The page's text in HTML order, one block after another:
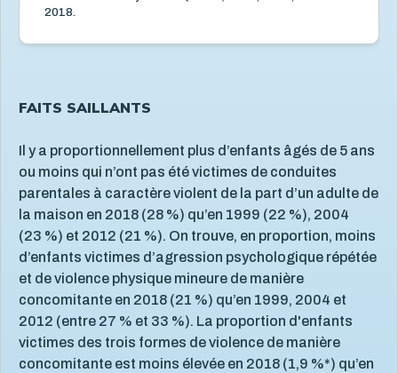
2018.
FAITS SAILLANTS
Il y a proportionnellement plus d’enfants âgés de 5 ans
ou moins qui n’ont pas été victimes de conduites
parentales à caractère violent de la part d’un adulte de
la maison en 2018 (28 %) qu’en 1999 (22 %), 2004
(23 %) et 2012 (21 %). On trouve, en proportion, moins
d’enfants victimes d’agression psychologique répétée
et de violence physique mineure de manière
concomitante en 2018 (21 %) qu’en 1999, 2004 et
2012 (entre 27 % et 33 %). La proportion d'enfants
victimes des trois formes de violence de manière
concomitante est moins élevée en 2018 (1,9 %*) qu’en